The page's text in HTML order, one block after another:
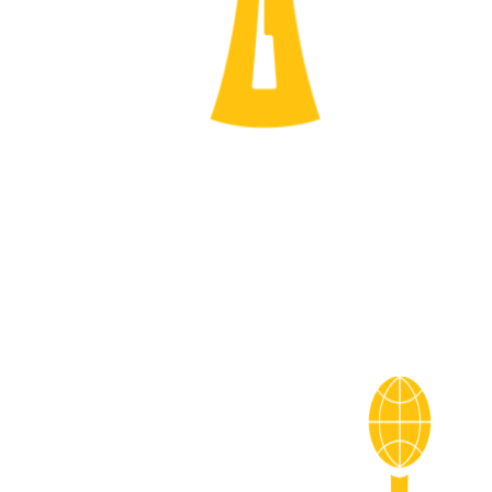
پس از خرید با راکت های مشابه تا دو برابر قیمت مقایسه نمایند و در صورت
پایینتر بودن کیفیت، دستگاه را مرجوع و وجه خود را درخواست نمایند،
متناسب با شرایط اقتصادی کشور بسیار پایین در نظر گرفته
راکت بازرسی موبایل
راکت بازرسی دستی
راکت فلزیاب بازرسی موبایل